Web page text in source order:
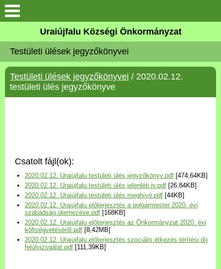
Köszöntő
Elérhetőségek
Uraiújfalu
Választási információk
Versenyképes Járások
Program
Települési Arculati
Kézikönyv
Uraiújfalu Községi Önkormányzat
Testületi ülések jegyzőkönyvei
Testületi ülések jegyzőkönyvei / 2020.02.12.
testületi ülés jegyzőkönyve
Csatolt fájl(ok):
2020.02.12. Uraiújfalu testületi ülés jegyzőkönyv.pdf [474,64KB]
2020.02.12. Uraiújfalu testületi ülés jelenléti iv.pdf [26,84KB]
2020.02.12. Uraiújfalu testületi ülés meghívó.pdf [44KB]
2020.02.12. Uraiújfalu előterjesztés a polgármester 2020. évi
szabadság ütemezése.pdf [168KB]
2020.02.12. Uraiújfalu előterjesztés az Önkormányzat 2020. évi
költségvetéséről.pdf [8,42MB]
2020.02.12. Uraiújfalu előterjesztés szociális étkezés térítési díj
felülvizsgálat.pdf [111,39KB]